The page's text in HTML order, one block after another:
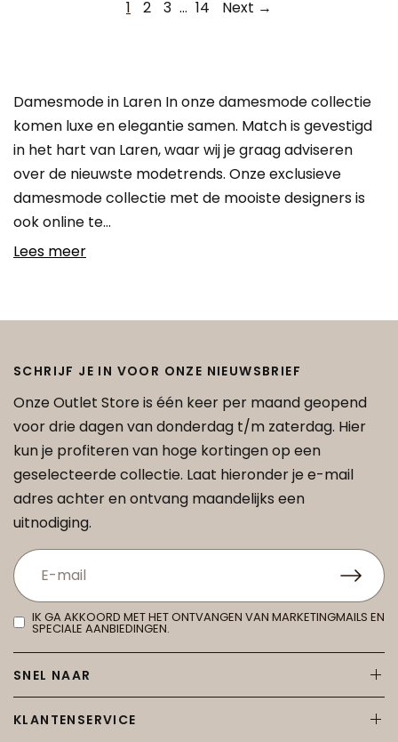
1 2 3 … 14 Next →
Damesmode in Laren In onze damesmode collectie
komen luxe en elegantie samen. Match is gevestigd
in het hart van Laren, waar wij je graag adviseren
over de nieuwste modetrends. Onze exclusieve
damesmode collectie met de mooiste designers is
ook online te…
Lees meer
SCHRIJF JE IN VOOR ONZE NIEUWSBRIEF
Onze Outlet Store is één keer per maand geopend
voor drie dagen van donderdag t/m zaterdag. Hier
kun je profiteren van hoge kortingen op een
geselecteerde collectie. Laat hieronder je e-mail
adres achter en ontvang maandelijks een
uitnodiging.
IK GA AKKOORD MET HET ONTVANGEN VAN MARKETINGMAILS EN
SPECIALE AANBIEDINGEN.
SNEL NAAR
KLANTENSERVICE